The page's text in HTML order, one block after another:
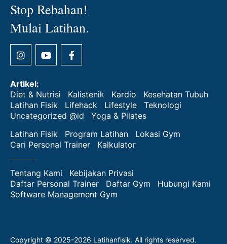
Stop Rebahan!
Mulai Latihan.
Artikel:
Diet & Nutrisi
Kalistenik Kardio
Kesehatan Tubuh
Latihan Fisik
Lifehack Lifestyle
Teknologi
Uncategorized @id
Yoga & Pilates
Latihan Fisik
Program Latihan
Lokasi Gym
Cari Personal Trainer
Kalkulator
Tentang Kami
Kebijakan Privasi
Daftar Personal Trainer
Daftar Gym
Hubungi Kami
Software Management Gym
Copyright © 2025-2026 Latihanfisik. All rights reserved.